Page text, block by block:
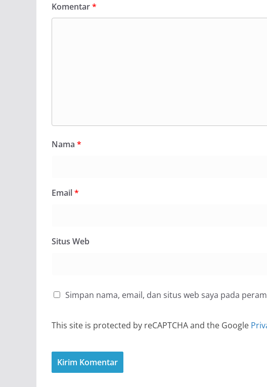
Komentar*
Nama *
Email*
Situs Web
Simpan nama, email, dan situs web saya pada
This site is protected by reCAPTCHA and the Google